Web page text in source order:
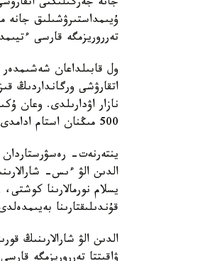
جانە جەرگىلىكتى
ۇيىمداستىرۋشىلىق جانە
تەرروريزمگە قارسى
ول قابىلداعان
اتقارۋشى ورگانداردىڭ
نازار اۋدارىلدى. وعان
500 مىڭنان استام ادامدى قامتيتىن 5 مىڭنان استام ءىس- شارا وتكىزىلدى.
قۇندىلىقتارىنا
الدىن الۋ شارالارىنىڭ